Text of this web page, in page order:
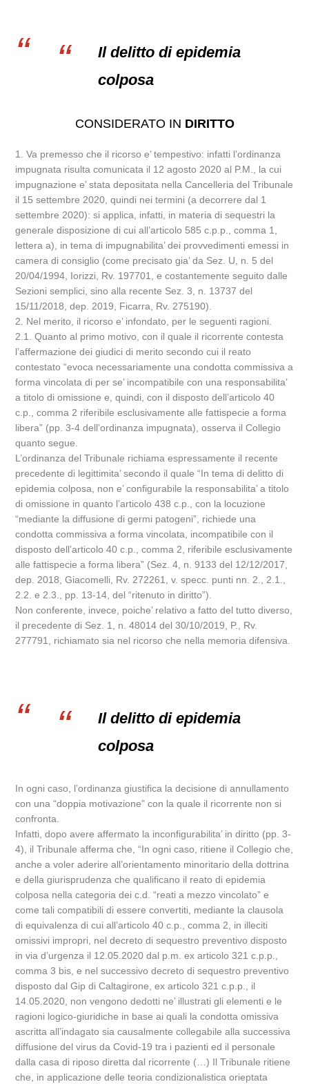
Il delitto di epidemia
colposa
CONSIDERATO IN DIRITTO
1. Va premesso che il ricorso e’ tempestivo: infatti l’ordinanza
impugnata risulta comunicata il 12 agosto 2020 al P.M., la cui
impugnazione e’ stata depositata nella Cancelleria del Tribunale
il 15 settembre 2020, quindi nei termini (a decorrere dal 1
settembre 2020): si applica, infatti, in materia di sequestri la
generale disposizione di cui all’articolo 585 c.p.p., comma 1,
lettera a), in tema di impugnabilita’ dei provvedimenti emessi in
camera di consiglio (come precisato gia’ da Sez. U, n. 5 del
20/04/1994, Iorizzi, Rv. 197701, e costantemente seguito dalle
Sezioni semplici, sino alla recente Sez. 3, n. 13737 del
15/11/2018, dep. 2019, Ficarra, Rv. 275190).
2. Nel merito, il ricorso e’ infondato, per le seguenti ragioni.
2.1. Quanto al primo motivo, con il quale il ricorrente contesta
l’affermazione dei giudici di merito secondo cui il reato
contestato “evoca necessariamente una condotta commissiva a
forma vincolata di per se’ incompatibile con una responsabilita’
a titolo di omissione e, quindi, con il disposto dell’articolo 40
c.p., comma 2 riferibile esclusivamente alle fattispecie a forma
libera” (pp. 3-4 dell’ordinanza impugnata), osserva il Collegio
quanto segue.
L’ordinanza del Tribunale richiama espressamente il recente
precedente di legittimita’ secondo il quale “In tema di delitto di
epidemia colposa, non e’ configurabile la responsabilita’ a titolo
di omissione in quanto l’articolo 438 c.p., con la locuzione
“mediante la diffusione di germi patogeni”, richiede una
condotta commissiva a forma vincolata, incompatibile con il
disposto dell’articolo 40 c.p., comma 2, riferibile esclusivamente
alle fattispecie a forma libera” (Sez. 4, n. 9133 del 12/12/2017,
dep. 2018, Giacomelli, Rv. 272261, v. specc. punti nn. 2., 2.1.,
2.2. e 2.3., pp. 13-14, del “ritenuto in diritto”).
Non conferente, invece, poiche’ relativo a fatto del tutto diverso,
il precedente di Sez. 1, n. 48014 del 30/10/2019, P., Rv.
277791, richiamato sia nel ricorso che nella memoria difensiva.
Il delitto di epidemia
colposa
In ogni caso, l’ordinanza giustifica la decisione di annullamento
con una “doppia motivazione” con la quale il ricorrente non si
confronta.
Infatti, dopo avere affermato la inconfigurabilita’ in diritto (pp. 3-
4), il Tribunale afferma che, “In ogni caso, ritiene il Collegio che,
anche a voler aderire all’orientamento minoritario della dottrina
e della giurisprudenza che qualificano il reato di epidemia
colposa nella categoria dei c.d. “reati a mezzo vincolato” e
come tali compatibili di essere convertiti, mediante la clausola
di equivalenza di cui all’articolo 40 c.p., comma 2, in illeciti
omissivi impropri, nel decreto di sequestro preventivo disposto
in via d’urgenza il 12.05.2020 dal p.m. ex articolo 321 c.p.p.,
comma 3 bis, e nel successivo decreto di sequestro preventivo
disposto dal Gip di Caltagirone, ex articolo 321 c.p.p., il
14.05.2020, non vengono dedotti ne’ illustrati gli elementi e le
ragioni logico-giuridiche in base ai quali la condotta omissiva
ascritta all’indagato sia causalmente collegabile alla successiva
diffusione del virus da Covid-19 tra i pazienti ed il personale
dalla casa di riposo diretta dal ricorrente (…) Il Tribunale ritiene
che, in applicazione delle teoria condizionalistica orieptata